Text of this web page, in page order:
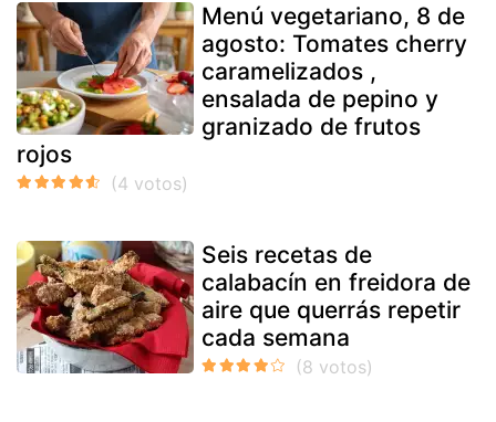
Menú vegetariano, 8 de
agosto: Tomates cherry
caramelizados ,
ensalada de pepino y
granizado de frutos
rojos
Seis recetas de
calabacín en freidora de
aire que querrás repetir
cada semana